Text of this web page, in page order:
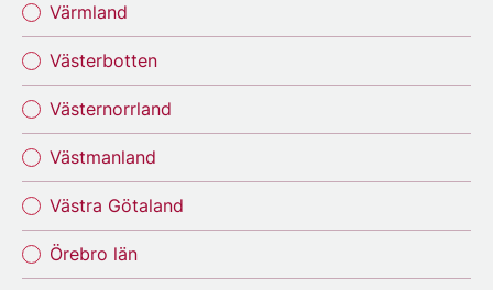
Värmland
Västerbotten
Västernorrland
Västmanland
Västra Götaland
Örebro län